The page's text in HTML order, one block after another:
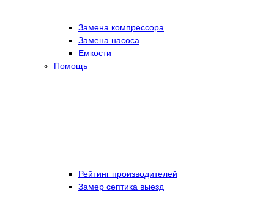
Замена компрессора
Замена насоса
Емкости
Помощь
Рейтинг производителей
Замер септика выезд